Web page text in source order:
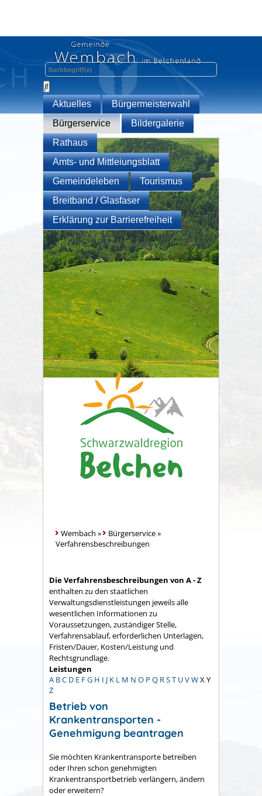
Aktuelles
Bürgermeisterwahl
Bürgerservice
Bildergalerie
Rathaus
Amts- und Mittleiungsblatt
Gemeindeleben
Tourismus
Breitband / Glasfaser
Erklärung zur Barrierefreiheit
Wembach » Bürgerservice»
Verfahrensbeschreibungen
Die Verfahrensbeschreibungen von A - Z
enthalten zu den staatlichen
Verwaltungsdienstleistungen jeweils alle
wesentlichen Informationen zu
Voraussetzungen, zuständiger Stelle,
Verfahrensablauf, erforderlichen Unterlagen,
Fristen/Dauer, Kosten/Leistung und
Rechtsgrundlage.
Leistungen
A BC D E FG H I J K L M N O P Q RST UVWX Y
Z
Betrieb von
Krankentransporten -
Genehmigung beantragen
Sie möchten Krankentransporte betreiben
oder Ihren schon genehmigten
Krankentransportbetrieb verlängern, ändern
oder erweitern?